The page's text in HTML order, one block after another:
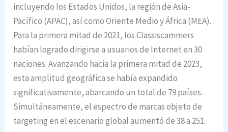
incluyendo los Estados Unidos, la región de Asia-
Pacífico (APAC), así como Oriente Medio y África (MEA).
Para la primera mitad de 2021, los Classiscammers
habían logrado dirigirse a usuarios de Internet en 30
naciones. Avanzando hacia la primera mitad de 2023,
esta amplitud geográfica se había expandido
significativamente, abarcando un total de 79 países.
Simultáneamente, el espectro de marcas objeto de
targeting en el escenario global aumentó de 38 a 251.